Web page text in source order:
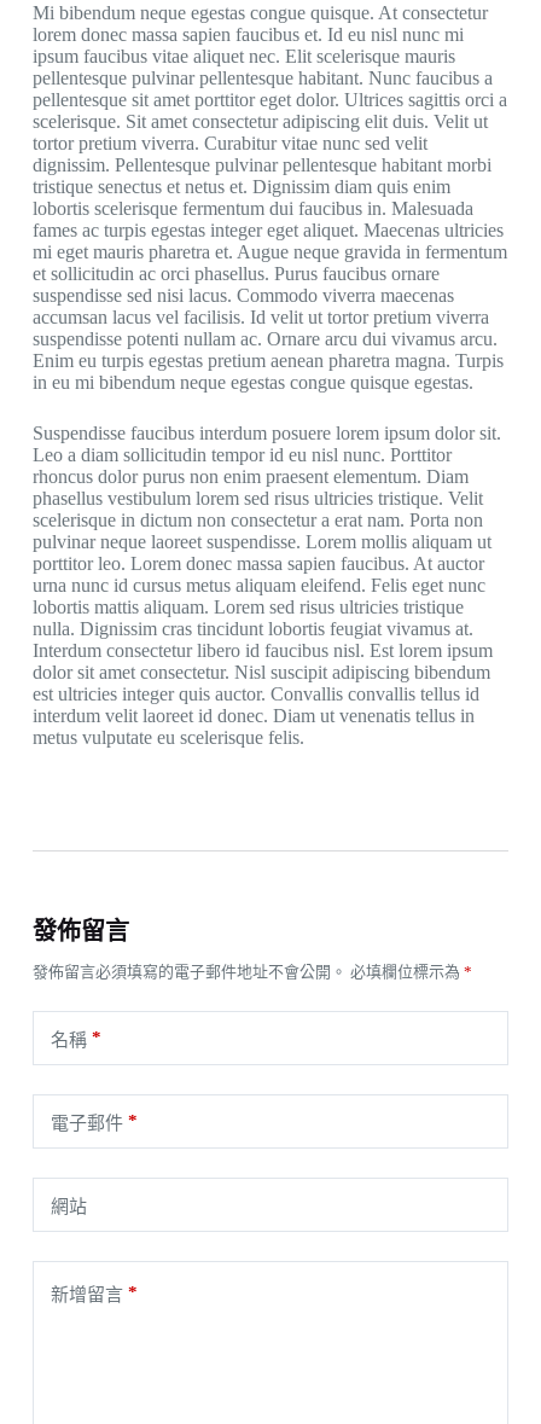
Mi bibendum neque egestas congue quisque. At consectetur
lorem donec massa sapien faucibus et. Id eu nisl nunc mi
ipsum faucibus vitae aliquet nec. Elit scelerisque mauris
pellentesque pulvinar pellentesque habitant. Nunc faucibus a
pellentesque sit amet porttitor eget dolor. Ultrices sagittis orci a
scelerisque. Sit amet consectetur adipiscing elit duis. Velit ut
tortor pretium viverra. Curabitur vitae nunc sed velit
dignissim. Pellentesque pulvinar pellentesque habitant morbi
tristique senectus et netus et. Dignissim diam quis enim
lobortis scelerisque fermentum dui faucibus in. Malesuada
fames ac turpis egestas integer eget aliquet. Maecenas ultricies
mi eget mauris pharetra et. Augue neque gravida in fermentum
et sollicitudin ac orci phasellus. Purus faucibus ornare
suspendisse sed nisi lacus. Commodo viverra maecenas
accumsan lacus vel facilisis. Id velit ut tortor pretium viverra
suspendisse potenti nullam ac. Ornare arcu dui vivamus arcu.
Enim eu turpis egestas pretium aenean pharetra magna. Turpis
in eu mi bibendum neque egestas congue quisque egestas.
Suspendisse faucibus interdum posuere lorem ipsum dolor sit.
Leo a diam sollicitudin tempor id eu nisl nunc. Porttitor
rhoncus dolor purus non enim praesent elementum. Diam
phasellus vestibulum lorem sed risus ultricies tristique. Velit
scelerisque in dictum non consectetur a erat nam. Porta non
pulvinar neque laoreet suspendisse. Lorem mollis aliquam ut
porttitor leo. Lorem donec massa sapien faucibus. At auctor
urna nunc id cursus metus aliquam eleifend. Felis eget nunc
lobortis mattis aliquam. Lorem sed risus ultricies tristique
nulla. Dignissim cras tincidunt lobortis feugiat vivamus at.
Interdum consectetur libero id faucibus nisl. Est lorem ipsum
dolor sit amet consectetur. Nisl suscipit adipiscing bibendum
est ultricies integer quis auctor. Convallis convallis tellus id
interdum velit laoreet id donec. Diam ut venenatis tellus in
metus vulputate eu scelerisque felis.
發佈留言
發佈留言必須填寫的電子郵件地址不會公開。 必填欄位標示為 *
名稱 *
電子郵件*
網站
新增留言*